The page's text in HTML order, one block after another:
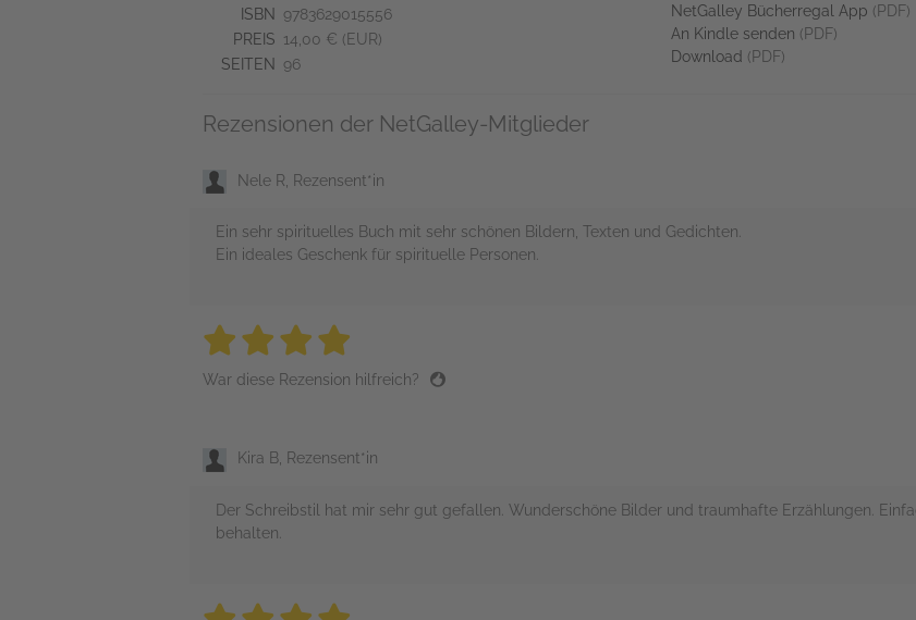
ISBN
9783629015556
PREIS 14,00 € (EUR)
SEITEN
96
NetGalley Bücherregal App (PDF)
An Kindle senden (PDF)
Download (PDF)
Rezensionen der NetGalley-Mitglieder
Nele R, Rezensent*in
Ein sehr spirituelles Buch mit sehr schönen Bildern, Texten und Gedichten.
Ein ideales Geschenk für spirituelle Personen.
4 stars
4 stars
4 stars
War diese Rezension hilfreich?
Kira B, Rezensent*in
Der Schreibstil hat mir sehr gut gefallen. Wunderschöne Bilder und traumhafte Erzählungen.
behalten.